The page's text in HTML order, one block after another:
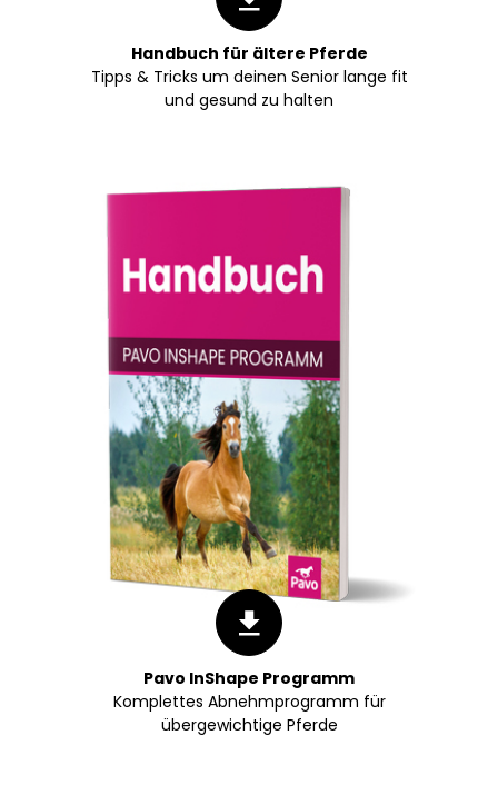
Handbuch für ältere Pferde
Tipps & Tricks um deinen Senior lange fit
und gesund zu halten
Pavo InShape Programm
Komplettes Abnehmprogramm für
übergewichtige Pferde